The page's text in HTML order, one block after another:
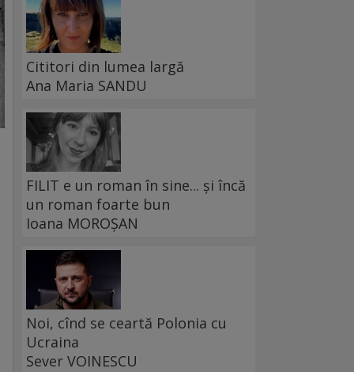
Cititori din lumea largă
Ana Maria SANDU
FILIT e un roman în sine... și încă
un roman foarte bun
Ioana MOROȘAN
Noi, cînd se ceartă Polonia cu
Ucraina
Sever VOINESCU